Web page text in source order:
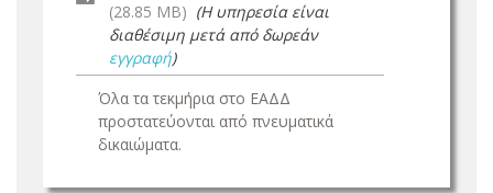
(28.85 MB) (Η υπηρεσία είναι
διαθέσιμη μετά από δωρεάν
εγγραφή)
Όλα τα τεκμήρια στο ΕΑΔΔ
προστατεύονται από πνευματικά
δικαιώματα.